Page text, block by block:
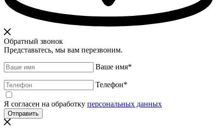
Обратный звонок
Представьтесь, мы вам перезвоним.
Ваше имя*
Телефон*
Я согласен на обработку персональных данных